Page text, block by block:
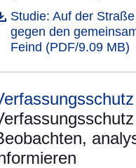
Studie: Auf der Straße
gegen den
Feind (PDF/9.09 MB)
sich in einem